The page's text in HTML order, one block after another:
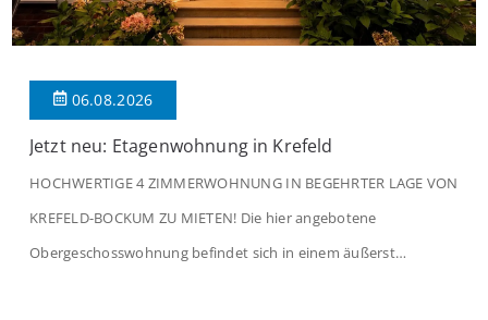
06.08.2026
Jetzt neu: Etagenwohnung in Krefeld
HOCHWERTIGE 4 ZIMMERWOHNUNG IN BEGEHRTER LAGE VON
KREFELD-BOCKUM ZU MIETEN! Die hier angebotene
Obergeschosswohnung befindet sich in einem äußerst